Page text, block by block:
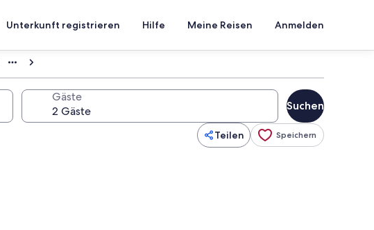
Unterkunft registrieren Hilfe Meine Reisen Anmelden
Gäste
Suchen
Teilen Speichern